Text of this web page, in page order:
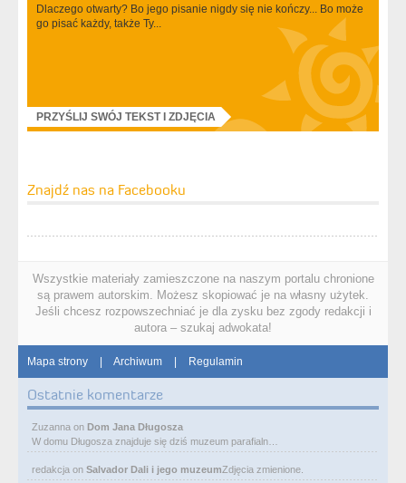
Dlaczego otwarty? Bo jego pisanie nigdy się nie kończy... Bo może
go pisać każdy, także Ty...
PRZYŚLIJ SWÓJ TEKST I ZDJĘCIA
Znajdź nas na Facebooku
Wszystkie materiały zamieszczone na naszym portalu chronione
są prawem autorskim. Możesz skopiować je na własny użytek.
Jeśli chcesz rozpowszechniać je dla zysku bez zgody redakcji i
autora – szukaj adwokata!
Mapa strony | Archiwum | Regulamin
Ostatnie komentarze
Zuzanna on Dom Jana Długosza
W domu Długosza znajduje się dziś muzeum parafialn…
redakcja on Salvador Dali i jego muzeumZdjęcia zmienione.